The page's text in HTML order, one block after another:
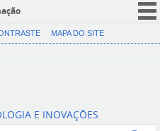
CORONAVÍRUS (COVID-19)
Canais
MAPA DO SITE
E INOVAÇÕES